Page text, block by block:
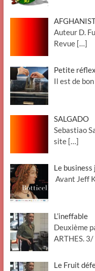
Auteur D.
Revue […]
Petite
Il est de
SALGADO
Sebastiao
site […]
Le
Avant Jeff
L’ineffable
Deuxième
ARTHES. 3/
Le Fruit